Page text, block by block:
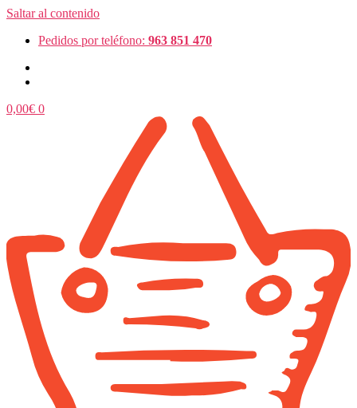
Saltar al contenido
Pedidos por teléfono: 963 851 470
0,00€ 0